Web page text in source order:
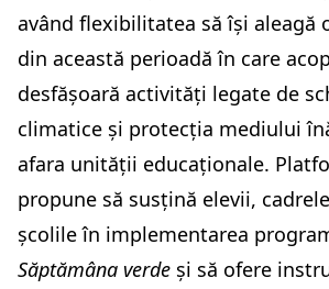
având flexibilitatea să își aleagă
din această perioadă în care
desfășoară activități legate de
climatice și protecția mediului
afara unității educaționale.
propune să susțină elevii,
școlile în implementarea
Săptămâna verde și să ofere